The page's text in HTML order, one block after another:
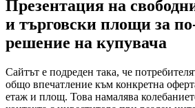
Презентация на
и търговски площи за
решение на купувача
Сайтът е подреден така, че
общо впечатление към конкретна
етаж и площ. Това намалява